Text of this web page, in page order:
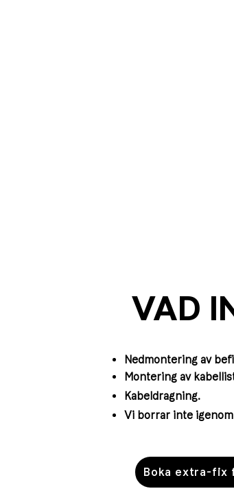
VAD
Nedmontering av
Montering av
Kabeldragning.
Vi borrar inte
Boka extra-fix